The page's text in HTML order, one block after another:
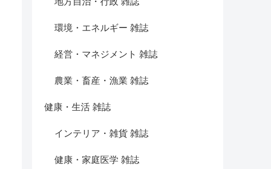
環境・エネルギー 雑誌
経営・マネジメント 雑誌
農業・畜産・漁業 雑誌
健康・生活 雑誌
インテリア・雑貨 雑誌
健康・家庭医学 雑誌